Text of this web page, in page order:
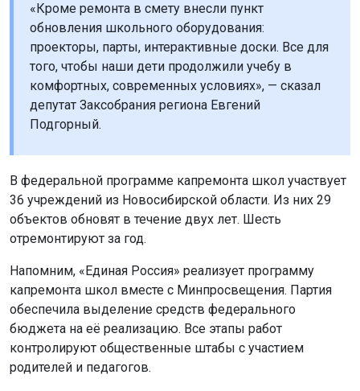
«Кроме ремонта в смету внесли пункт
обновления школьного оборудования:
проекторы, парты, интерактивные доски. Все для
того, чтобы наши дети продолжили учебу в
комфортных, современных условиях», — сказал
депутат Заксобрания региона Евгений
Подгорный.
В федеральной программе капремонта школ участвует
36 учреждений из Новосибирской области. Из них 29
объектов обновят в течение двух лет. Шесть
отремонтируют за год.
Напомним, «Единая Россия» реализует программу
капремонта школ вместе с Минпросвещения. Партия
обеспечила выделение средств федерального
бюджета на её реализацию. Все этапы работ
контролируют общественные штабы с участием
родителей и педагогов.